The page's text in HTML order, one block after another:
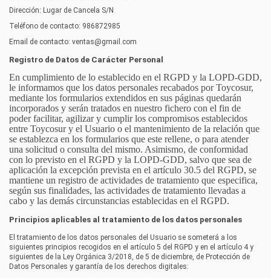
Dirección: Lugar de Cancela S/N
Teléfono de contacto: 986872985
Email de contacto: ventas@gmail.com
Registro de Datos de Carácter Personal
En cumplimiento de lo establecido en el RGPD y la LOPD-GDD,
le informamos que los datos personales recabados porToycosur,
mediante los formularios extendidos en sus páginas quedarán
incorporados y serán tratados en nuestro fichero con el fin de
poder facilitar, agilizar y cumplir los compromisos establecidos
entre Toycosury el Usuario o el mantenimiento de la relación que
se establezca en los formularios que este rellene, o para atender
una solicitud o consulta del mismo. Asimismo, de conformidad
con lo previsto en el RGPD y la LOPD-GDD, salvo que sea de
aplicación la excepción prevista en el artículo 30.5 del RGPD, se
mantiene un registro de actividades de tratamiento que especifica,
según sus finalidades, las actividades de tratamiento llevadas a
cabo y las demás circunstancias establecidas en el RGPD.
Principios aplicables al tratamiento de los datos personales
El tratamiento de los datos personales del Usuario se someterá a los
siguientes principios recogidos en el artículo 5 del RGPD y en el artículo 4 y
siguientes de la Ley Orgánica 3/2018, de 5 de diciembre, de Protección de
Datos Personales y garantía de los derechos digitales: